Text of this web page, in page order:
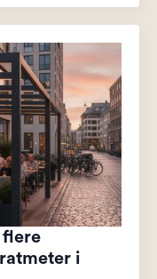
flere
i